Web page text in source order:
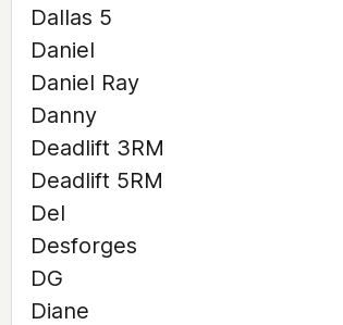
Dallas 5
Daniel
Daniel Ray
Danny
Deadlift 3RM
Deadlift 5RM
Del
Desforges
DG
Diane